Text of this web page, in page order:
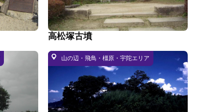
高松塚古墳
山の辺・飛鳥・橿原・宇陀エリア